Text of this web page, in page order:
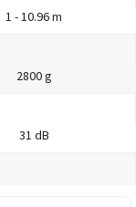
1 - 10.96 m
2800 g
31 dB